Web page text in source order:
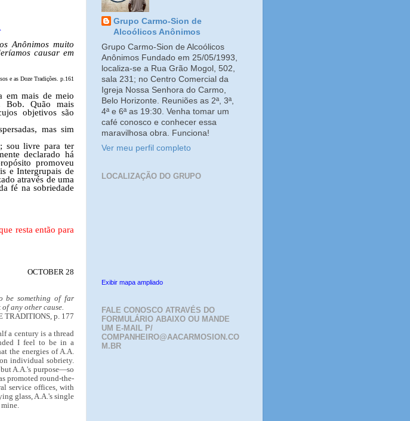
Anônimos muito
causar em
e as Doze Tradições. p.161
em mais de meio
Quão mais
objetivos são
mas sim
sou livre para ter
declarado há
promoveu
e Intergrupais de
através de uma
fé na sobriedade
resta então para
OCTOBER 28
be something of far
any other cause.
TRADITIONS, p. 177
a century is a thread
I feel to be in a
the energies of A.A.
on individual sobriety.
A.A.'s purpose—so
promoted round-the-
service offices, with
glass, A.A.'s single
Grupo Carmo-Sion de
Alcoólicos Anônimos
Grupo Carmo-Sion de Alcoólicos
Anônimos Fundado em 25/05/1993,
localiza-se a Rua Grão Mogol, 502,
sala 231; no Centro Comercial da
Igreja Nossa Senhora do Carmo,
Belo Horizonte. Reuniões as 2ª, 3ª,
4ª e 6ª as 19:30. Venha tomar um
café conosco e conhecer essa
maravilhosa obra. Funciona!
Ver meu perfil completo
LOCALIZAÇÃO DO GRUPO
Exibir mapa ampliado
FALE CONOSCO ATRAVÉS DO
FORMULÁRIO ABAIXO OU MANDE
UM E-MAIL P/
COMPANHEIRO@AACARMOSION.CO
M.BR